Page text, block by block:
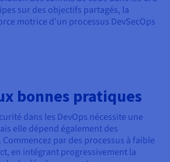
sur des objectifs partagés, la
motrice d'un processus DevSecOps
bonnes pratiques
dans les DevOps nécessite une
elle dépend également des
par des processus à faible
en intégrant progressivement la